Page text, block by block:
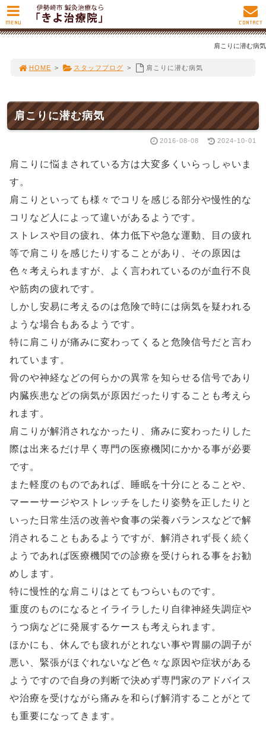
肩こりに潜む病気
HOME > スタッフブログ > 肩こりに潜む病気
肩こりに潜む病気
2016-08-08 2024-10-01
肩こりに悩まされている方は大変多くいらっしゃいま
す。
肩こりといっても様々でコリを感じる部分や慢性的な
コリなど人によって違いがあるようです。
ストレスや目の疲れ、体力低下や急な運動、目の疲れ
等で肩こりを感じたりすることがあり、その原因は
色々考えられますが、よく言われているのが血行不良
や筋肉の疲れです。
しかし安易に考えるのは危険で時には病気を疑われる
ような場合もあるようです。
特に肩こりが痛みに変わってくると危険信号だと言わ
れています。
骨のや神経などの何らかの異常を知らせる信号であり
内臓疾患などの病気が原因だったりすることも考えら
れます。
肩こりが解消されなかったり、痛みに変わったりした
際は出来るだけ早く専門の医療機関にかかる事が必要
です。
また軽度のものであれば、睡眠を十分にとることや、
マーーサージやストレッチをしたり姿勢を正したりと
いった日常生活の改善や食事の栄養バランスなどで解
消されることもあるようですが、解消されず長く続く
ようであれば医療機関での診療を受けられる事をお勧
めします。
特に慢性的な肩こりはとてもつらいものです。
重度のものになるとイライラしたり自律神経失調症や
うつ病などに発展するケースも考えられます。
ほかにも、休んでも疲れがとれない事や胃腸の調子が
悪い、緊張がほぐれないなど色々な原因や症状がある
ようですので自身の判断で決めず専門家のアドバイス
や治療を受けながら痛みを和らげ解消することがとて
も重要になってきます。
MENU CONTACT